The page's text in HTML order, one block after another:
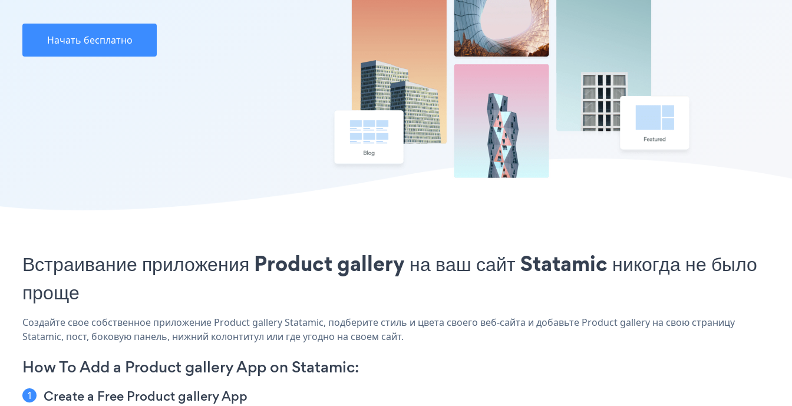
Начать бесплатно
Встраивание приложения Product gallery на ваш сайт Statamic никогда не было
проще
Создайте свое собственное приложение Product gallery Statamic, подберите стиль и цвета своего веб-сайта и добавьте Product gallery на свою страницу
Statamic, пост, боковую панель, нижний колонтитул или где угодно на своем сайт.
How To Add a Product gallery App on Statamic:
Create a Free Product gallery App